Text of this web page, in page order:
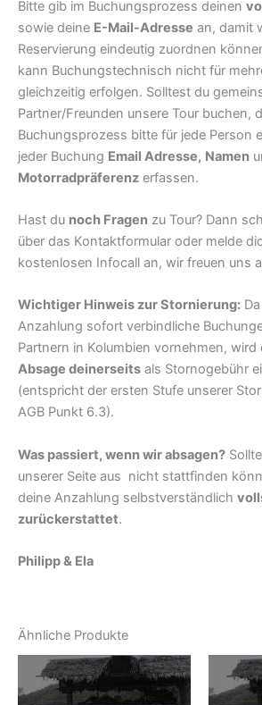
Bitte gib im Buchungsprozess deinen
sowie deine E-Mail-Adresse an, damit
Reservierung eindeutig zuordnen
kann Buchungstechnisch nicht für
gleichzeitig erfolgen. Solltest du
Partner/Freunden unsere Tour buchen,
Buchungsprozess bitte für jede Person
jeder Buchung Email Adresse, Namen
Motorradpräferenz erfassen.
Hast du noch Fragen zu Tour? Dann
über das Kontaktformular oder melde
kostenlosen Infocall an, wir freuen uns
Wichtiger Hinweis zur Stornierung:
Anzahlung sofort verbindliche
Partnern in Kolumbien vornehmen, wird
Absage deinerseits als Stornogebühr
(entspricht der ersten Stufe unserer
AGB Punkt 6.3).
Was passiert, wenn wir absagen?
unserer Seite aus nicht stattfinden
deine Anzahlung selbstverständlich
zurückerstattet.
Philipp & Ela
Ähnliche Produkte